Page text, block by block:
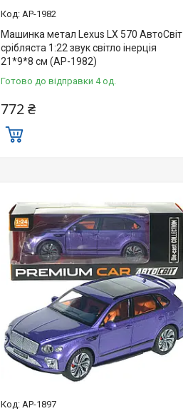
AP-1982
Машинка метал Lexus LX 570 АвтоСвіт
срібляста 1:22 звук світло інерція
21*9*8 см (AP-1982)
Готово до відправки 4 од.
772 ₴
AP-1897